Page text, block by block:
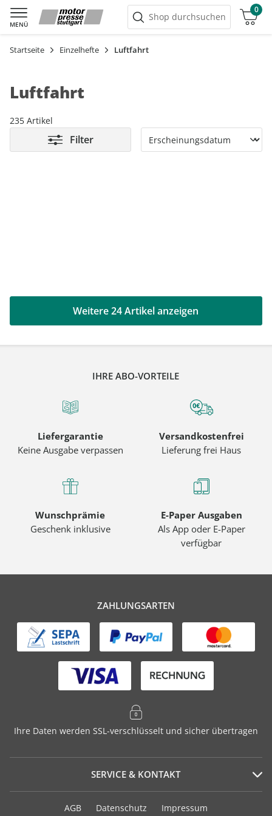
MENÜ
Shop durchsuchen
0
Warenkorb
Startseite Einzelhefte Luftfahrt
Luftfahrt
235 Artikel
Filter
Weitere 24 Artikel anzeigen
IHRE ABO-VORTEILE
Liefergarantie
Keine Ausgabe verpassen
Versandkostenfrei
Lieferung frei Haus
Wunschprämie
Geschenk inklusive
E-Paper Ausgaben
Als App oder E-Paper
verfügbar
ZAHLUNGSARTEN
Ihre Daten werden SSL-verschlüsselt und sicher übertragen
SERVICE & KONTAKT
Serviceportal
AGB Datenschutz Impressum